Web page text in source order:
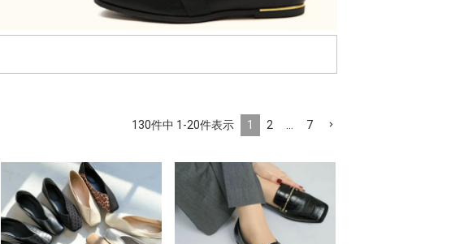
130件中 1 -20件表示 1 2 7